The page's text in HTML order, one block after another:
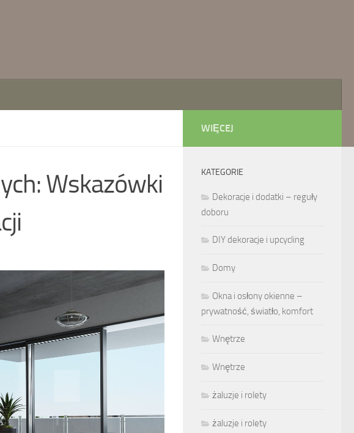
Wskazówki
WIĘCEJ
KATEGORIE
Dekoracje i dodatki – reguły
doboru
DIY dekoracje i upcycling
Domy
Okna i osłony okienne –
prywatność, światło, komfort
Wnętrze
Wnętrze
żaluzje i rolety
żaluzje i rolety